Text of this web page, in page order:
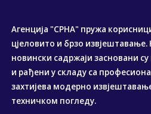
Агенција "СРНА" пружа
цјеловито и брзо извјештавање.
новински садржаји засновани
и рађени у складу са
захтијева модерно
техничком погледу.